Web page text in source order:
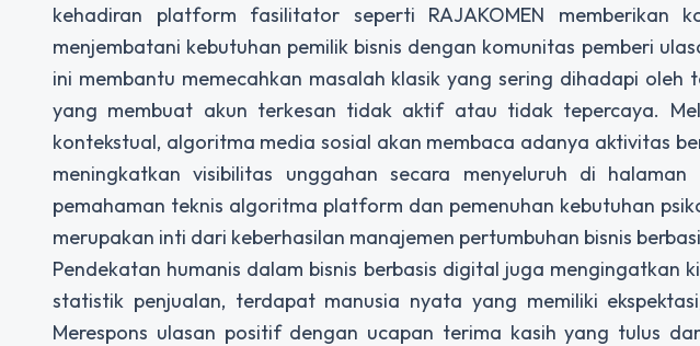
kehadiran platform fasilitator seperti RAJAKOMEN memberikan
menjembatani kebutuhan pemilik bisnis dengan komunitas pemberi
ini membantu memecahkan masalah klasik yang sering dihadapi
yang membuat akun terkesan tidak aktif atau tidak tepercaya.
kontekstual, algoritma media sosial akan membaca adanya aktivitas
meningkatkan visibilitas unggahan secara menyeluruh di
pemahaman teknis algoritma platform dan pemenuhan kebutuhan
merupakan inti dari keberhasilan manajemen pertumbuhan bisnis
Pendekatan humanis dalam bisnis berbasis digital juga mengingatkan
statistik penjualan, terdapat manusia nyata yang memiliki
Merespons ulasan positif dengan ucapan terima kasih yang tulus